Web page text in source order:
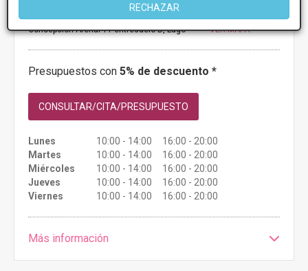
RECHAZAR
4 Opiniones
Concepcion Arenal 11 entresuelo B, Lugo VER MAPA
Presupuestos con 5% de descuento *
CONSULTAR/CITA/PRESUPUESTO
Lunes
10:00 - 14:00 16:00 - 20:00
Martes
10:00 - 14:00 16:00 - 20:00
Miércoles
10:00 - 14:00 16:00 - 20:00
Jueves
10:00 - 14:00 16:00 - 20:00
Viernes
10:00 - 14:00 16:00 - 20:00
Más información